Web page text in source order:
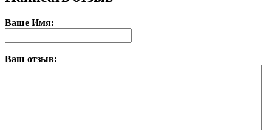
Ваше Имя:
Ваш отзыв: